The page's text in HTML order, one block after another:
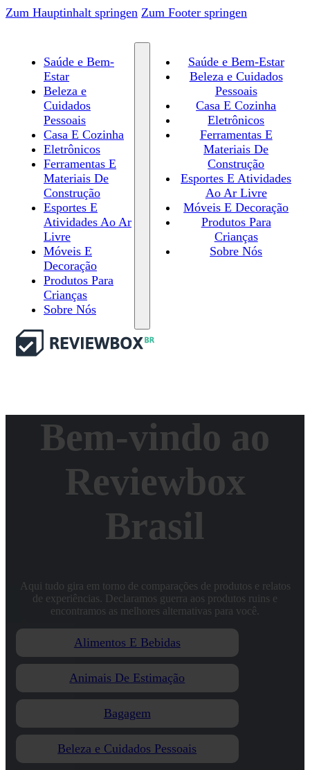
Zum Hauptinhalt springen Zum Footer springen
Saúde e Bem-
Estar
Beleza e
Cuidados
Pessoais
Casa E Cozinha
Eletrônicos
Ferramentas E
Materiais De
Construção
Esportes E
Atividades Ao Ar
Livre
Móveis E
Decoração
Produtos Para
Crianças
Sobre Nós
Saúde e Bem-Estar
Beleza e Cuidados
Pessoais
Casa E Cozinha
Eletrônicos
Ferramentas E
Materiais De
Construção
Esportes E Atividades
Ao Ar Livre
Móveis E Decoração
Produtos Para
Crianças
Sobre Nós
Bem-vindo ao
Reviewbox
Brasil
Aqui tudo gira em torno de comparações de produtos e relatos
de experiências. Declaramos guerra aos produtos ruins e
encontramos as melhores alternativas para você.
Alimentos E Bebidas
Animais De Estimação
Bagagem
Beleza e Cuidados Pessoais